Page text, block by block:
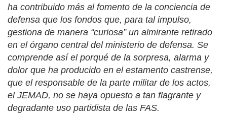
ha contribuido más al fomento de la conciencia de
defensa que los fondos que, para tal impulso,
gestiona de manera “curiosa” un almirante retirado
en el órgano central del ministerio de defensa. Se
comprende así el porqué de la sorpresa, alarma y
dolor que ha producido en el estamento castrense,
que el responsable de la parte militar de los actos,
el JEMAD, no se haya opuesto a tan flagrante y
degradante uso partidista de las FAS.